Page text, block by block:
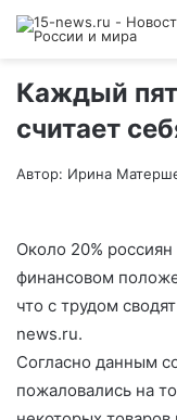
Каждый
считает
Автор: Ирина
Около 20%
финансовом
что с трудом
news.ru.
Согласно данным
пожаловались на